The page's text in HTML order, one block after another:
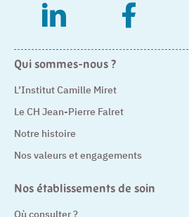
– Nouvelle fenêtre
–
Qui sommes-nous ?
L’Institut Camille Miret
Le CH Jean-Pierre Falret
Notre histoire
Nos valeurs et engagements
Nos établissements de soin
Où consulter ?